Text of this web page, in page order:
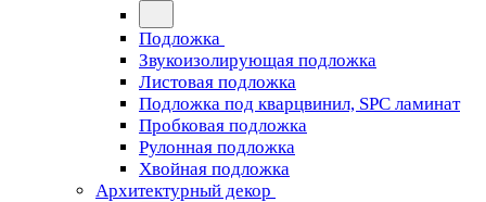
Подложка
Звукоизолирующая подложка
Листовая подложка
Подложка под кварцвинил, SPC ламинат
Пробковая подложка
Рулонная подложка
Хвойная подложка
Архитектурный декор